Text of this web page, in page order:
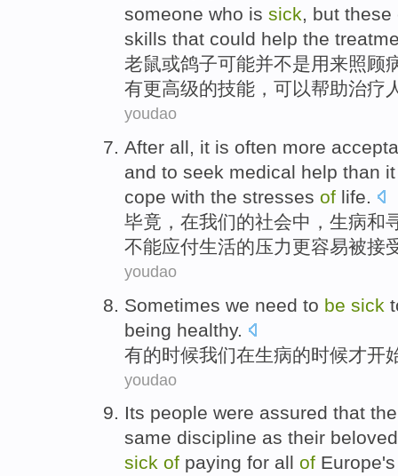
someone who is sick, but these
skills that could help the
老鼠或鸽子可能并不是用来照顾
有更高级的技能 ， 可以帮助治疗
youdao
After all, it is often more
and to seek medical help than
cope with the stresses of life.
毕竟 ， 在我们的社会中， 生病和
不能应付生活的压力更容易被接
youdao
Sometimes we need to be sick
being healthy.
有的时候我们在生病的时候才开
youdao
Its people were assured that
same discipline as their
sick of paying for all of Europe's